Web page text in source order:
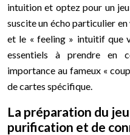
intuition et optez pour un
suscite un écho particulier en
et le « feeling » intuitif que
essentiels à prendre en
importance au fameux «
de cartes spécifique.
La préparation du
purification et de